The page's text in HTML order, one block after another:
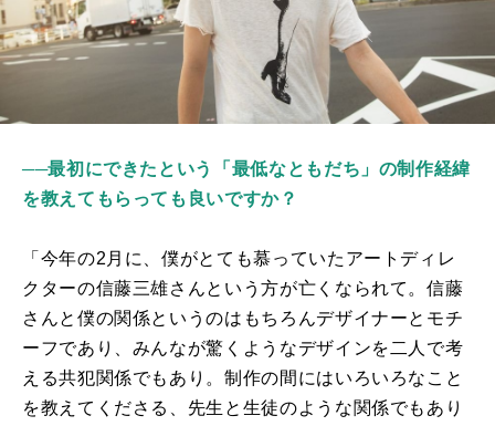
──最初にできたという「最低なともだち」の制作経緯
を教えてもらっても良いですか？
「今年の2月に、僕がとても慕っていたアートディレ
クターの信藤三雄さんという方が亡くなられて。信藤
さんと僕の関係というのはもちろんデザイナーとモチ
ーフであり、みんなが驚くようなデザインを二人で考
える共犯関係でもあり。制作の間にはいろいろなこと
を教えてくださる、先生と生徒のような関係でもあり